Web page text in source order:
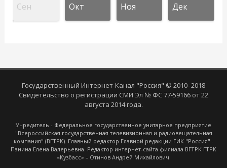
Сен Окт Ноя Дек
Государственный Интернет-Канал "Россия" © 2010–2018
Свидетельство о регистрации СМИ Эл № ФС 77-59166 от 22
августа 2014 года.
Учредитель - Федеральное государственное унитарное предприятие
"Всероссийская государственная телевизионная и радиовещательная
компания" (ВГТРК). Главный редактор Главной редакции ГИК "Россия" -
Панина Елена Валерьевна. Редактор интернет-сайта филиала ВГТРК ГТРК
«Кузбасс» – Отинов Андрей Михайлович.